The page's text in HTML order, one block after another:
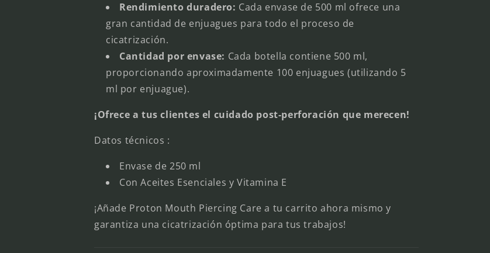
Rendimiento duradero: Cada envase de 500 ml ofrece una
gran cantidad de enjuagues para todo el proceso de
cicatrización.
Cantidad por envase: Cada botella contiene 500 ml,
proporcionando aproximadamente 100 enjuagues (utilizando 5
ml por enjuague).
¡Ofrece a tus clientes el cuidado post-perforación que merecen!
Datos técnicos :
Envase de 250 ml
Con Aceites Esenciales y Vitamina E
¡Añade Proton Mouth Piercing Care a tu carrito ahora mismo y
garantiza una cicatrización óptima para tus trabajos!